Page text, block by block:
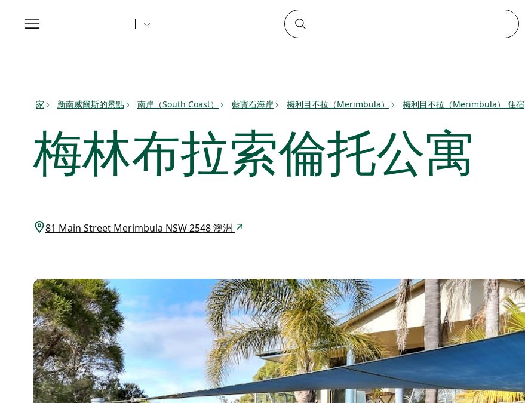
Toggle
navigation
家 新南威爾斯的景點 南岸（South Coast） 藍寶石海岸 梅利目不拉（Merimbula） 梅利目不拉（Merimbula） 住宿
梅林布拉索倫托公寓
81 Main Street Merimbula NSW 2548 澳洲